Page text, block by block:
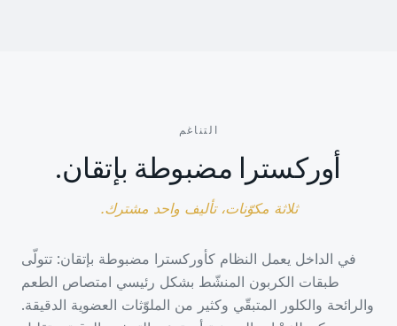
التناغم
أوركسترا مضبوطة بإتقان.
ثلاثة مكوّنات، تأليف واحد مشترك.
في الداخل يعمل النظام كأوركسترا مضبوطة بإتقان: تتولّى
طبقات الكربون المنشّط بشكل رئيسي امتصاص الطعم
والرائحة والكلور المتبقّي وكثير من الملوّثات العضوية الدقيقة.